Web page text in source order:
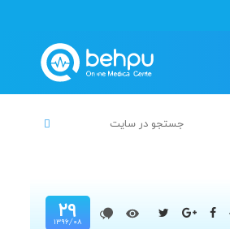
۲۹
۱۳۹۶/۰۸